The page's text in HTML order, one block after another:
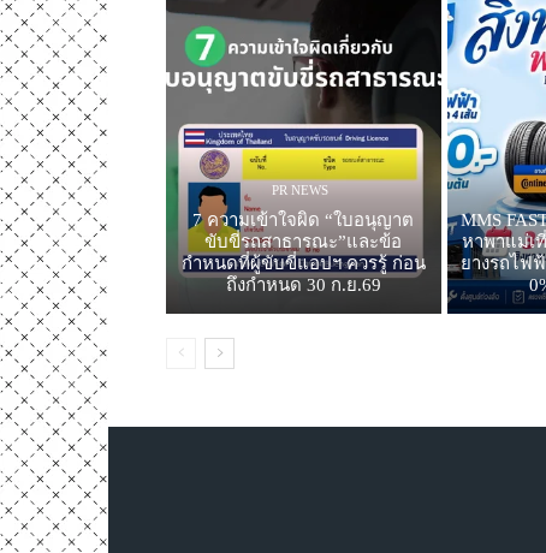
PR NEWS
7 ความเข้าใจผิด “ใบอนุญาต
ขับขี่รถสาธารณะ”และข้อ
กำหนดที่ผู้ขับขี่แอปฯ ควรรู้ ก่อน
ถึงกำหนด 30 ก.ย.69
MMS
หาพาแม่เ
ยางรถไฟ